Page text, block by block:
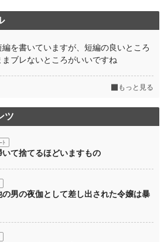
を書いていますが、短編の良いところ
ブレないところがいいですね
もっと見る
ツ
ﾄ
て捨てるほどいますもの
男の夜伽として差し出された令嬢は暴